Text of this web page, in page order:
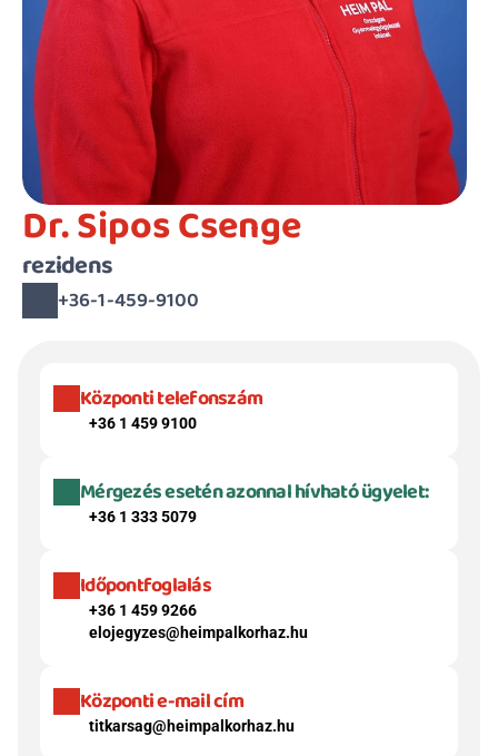
Dr. Sipos Csenge
rezidens
+36-1-459-9100
Központi telefonszám
+36 1 459 9100
Mérgezés esetén azonnal hívható ügyelet:
+36 1 333 5079
Időpontfoglalás
+36 1 459 9266
elojegyzes@heimpalkorhaz.hu
Központi e-mail cím
titkarsag@heimpalkorhaz.hu